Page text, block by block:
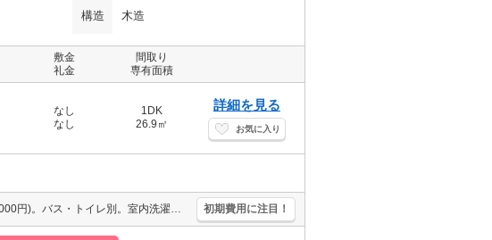
構造 木造
敷金
礼金
間取り
専有面積
なし
なし
1DK
26.9㎡
詳細を見る
お気に入り
保証会社要(初回月総額80％、440％/月、更新料10,000円)。バス・トイレ別。室内洗濯機置場。浴室乾燥機付。温水洗浄便座付き。清掃費49,500円。 初期費用に注目！